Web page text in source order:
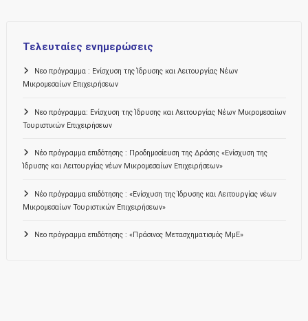
Τελευταίες ενημερώσεις
Νεο πρόγραμμα : Ενίσχυση της Ίδρυσης και Λειτουργίας Νέων
Μικρομεσαίων Επιχειρήσεων
Νεο πρόγραμμα: Ενίσχυση της Ίδρυσης και Λειτουργίας Νέων Μικρομεσαίων
Τουριστικών Επιχειρήσεων
Νέο πρόγραμμα επιδότησης : Προδημοσίευση της Δράσης «Ενίσχυση της
Ίδρυσης και Λειτουργίας νέων Μικρομεσαίων Επιχειρήσεων»
Νέο πρόγραμμα επιδότησης : «Ενίσχυση της Ίδρυσης και Λειτουργίας νέων
Μικρομεσαίων Τουριστικών Επιχειρήσεων»
Νεο πρόγραμμα επιδότησης : «Πράσινος Μετασχηματισμός ΜμΕ»